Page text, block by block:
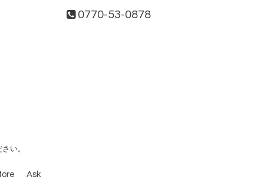
0770-53-0878
い。
Ask